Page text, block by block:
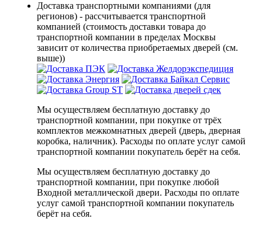
Доставка транспортными компаниями (для
регионов) - рассчитывается транспортной
компанией (стоимость доставки товара до
транспортной компании в пределах Москвы
зависит от количества приобретаемых дверей (см.
выше))
Мы осуществляем бесплатную доставку до
транспортной компании, при покупке от трёх
комплектов межкомнатных дверей (дверь, дверная
коробка, наличник). Расходы по оплате услуг самой
транспортной компании покупатель берёт на себя.
Мы осуществляем бесплатную доставку до
транспортной компании, при покупке любой
Входной металлической двери. Расходы по оплате
услуг самой транспортной компании покупатель
берёт на себя.